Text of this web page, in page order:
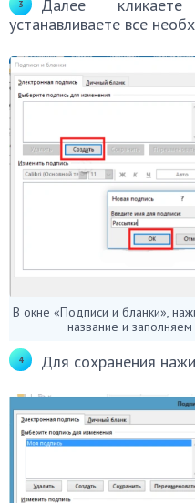
Далее
устанавливаете все
В окне «Подписи и бланки»,
название и
Для сохранения